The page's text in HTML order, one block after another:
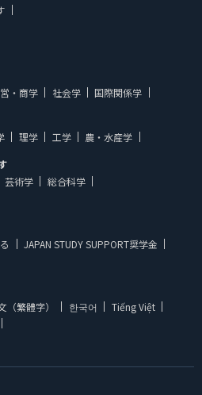
・商学 社会学
国際関係学
理学 工学
農・水産学
芸術学 総合科学
JAPAN STUDY SUPPORT奨学金
（繁體字） 한국어
Tiếng Việt